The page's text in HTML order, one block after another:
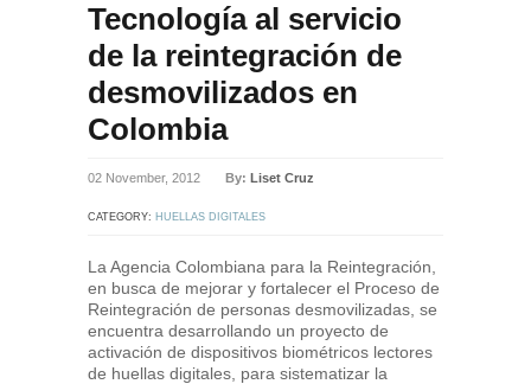
Tecnología al servicio
de la reintegración de
desmovilizados en
Colombia
02 November, 2012 By: Liset Cruz
CATEGORY: HUELLAS DIGITALES
La Agencia Colombiana para la Reintegración,
en busca de mejorar y fortalecer el Proceso de
Reintegración de personas desmovilizadas, se
encuentra desarrollando un proyecto de
activación de dispositivos biométricos lectores
de huellas digitales, para sistematizar la